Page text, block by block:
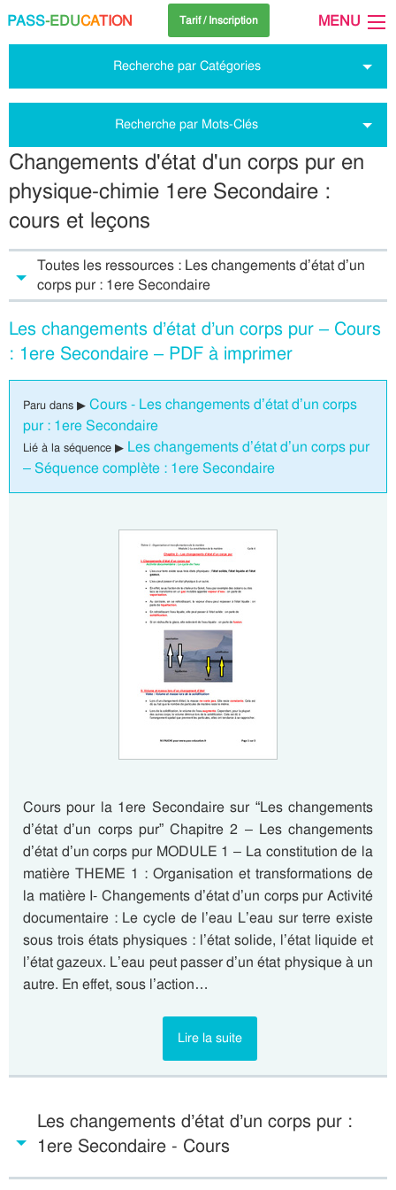
PASS-EDUCATION Tarif / Inscription MENU
Recherche par Catégories
Recherche par Mots-Clés
Changements d'état d'un corps pur en
physique-chimie 1ere Secondaire :
cours et leçons
Toutes les ressources : Les changements d’état d’un
corps pur : 1ere Secondaire
Les changements d’état d’un corps pur – Cours
: 1ere Secondaire – PDF à imprimer
Paru dans ▶ Cours - Les changements d’état d’un corps
pur : 1ere Secondaire
Lié à la séquence ▶ Les changements d’état d’un corps pur
– Séquence complète : 1ere Secondaire
Cours pour la 1ere Secondaire sur “Les changements
d’état d’un corps pur” Chapitre 2 – Les changements
d’état d’un corps pur MODULE 1 – La constitution de la
matière THEME 1 : Organisation et transformations de
la matière I- Changements d’état d’un corps pur Activité
documentaire : Le cycle de l’eau L’eau sur terre existe
sous trois états physiques : l’état solide, l’état liquide et
l’état gazeux. L’eau peut passer d’un état physique à un
autre. En effet, sous l’action…
Lire la suite
Les changements d’état d’un corps pur :
1ere Secondaire - Cours